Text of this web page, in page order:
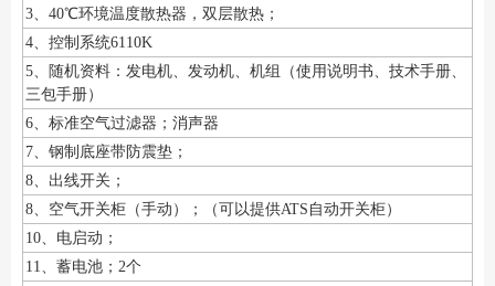
3、40℃环境温度散热器，双层散热；
4、控制系统6110K
5、随机资料：发电机、发动机、机组（使用说明书、技术手册、
三包手册）
6、标准空气过滤器；消声器
7、钢制底座带防震垫；
8、出线开关；
8、空气开关柜（手动）；（可以提供ATS自动开关柜）
10、电启动；
11、蓄电池；2个